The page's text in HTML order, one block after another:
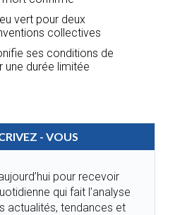
vert pour deux
collectives
ses conditions de
une durée limitée
- VOUS
pour recevoir
qui fait l’analyse
actualités, tendances et